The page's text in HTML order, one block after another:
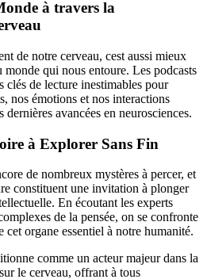
à travers la
de notre cerveau, cest aussi mieux
monde qui nous entoure. Les podcasts
clés de lecture inestimables pour
nos émotions et nos interactions
dernières avancées en neurosciences.
à Explorer Sans Fin
de nombreux mystères à percer, et
constituent une invitation à plonger
En écoutant les experts
de la pensée, on se confronte
cet organe essentiel à notre humanité.
comme un acteur majeur dans la
le cerveau, offrant à tous